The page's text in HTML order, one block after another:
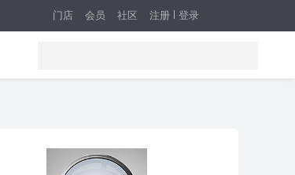
注册 登录
门店 会员 社区